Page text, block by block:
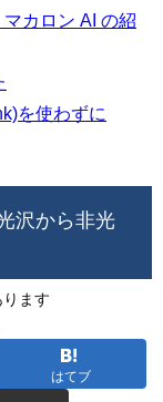
カロン AI の紹
を使わずに
沢から非光
ます
はてブ